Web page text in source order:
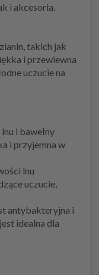
i akcesoria.
takich jak
i przewiewna
uczucie na
i bawełny
i przyjemna w
lnu
uczucie,
antybakteryjna i
idealna dla